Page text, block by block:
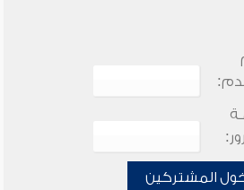
المشتركين